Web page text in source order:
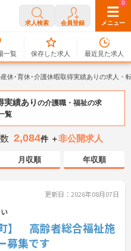
求人検索 会員登録 メニュー
一覧
0
保存した求人
0
最近見た求人
休･育休･介護休暇取得実績ありの求人・
実績あり の介護職・福祉の求
覧
2,084件 ＋非公開求人
月収順 年収順
更新日：2026年08月07日
】 高齢者総合福祉施
募集です